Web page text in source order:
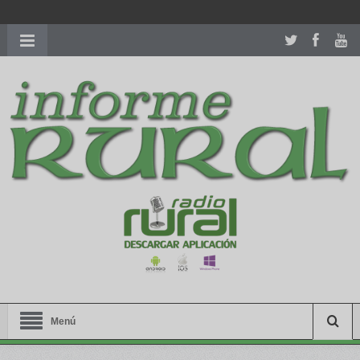
richardmillereplica
women.patekphilippe.tofor sale in usa recognized command with
dining room table ceremony. welcome to our
perfectwatches.is
shop. best youngsexdoll.comwith professional customer
services. 1: 1 design high
https://reallydiamond.com/
Menú